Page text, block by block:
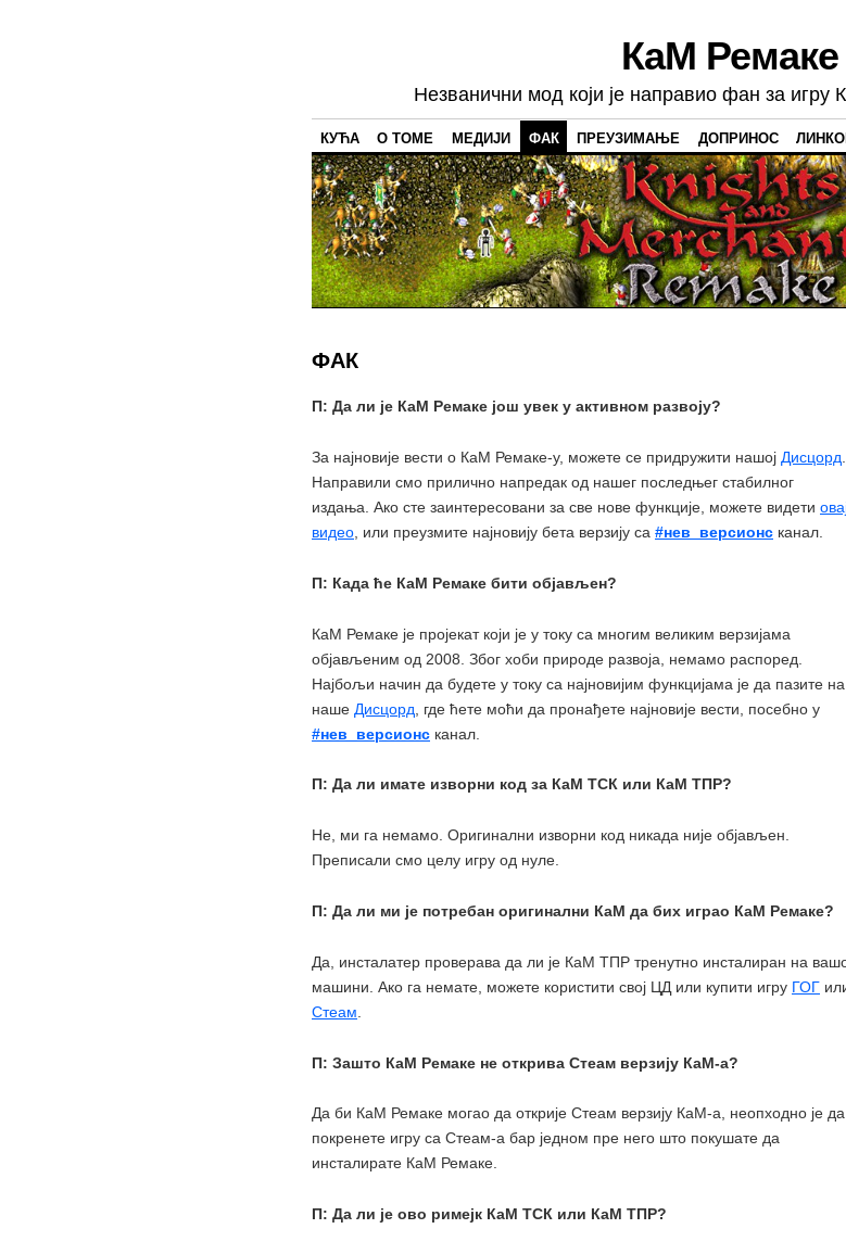
КаМ Ремаке
Незванични мод који је направио фан за игру
КУЋА О ТОМЕ МЕДИЈИ ФАК ПРЕУЗИМАЊЕ ДОПРИНОС
ФАК
П: Да ли је КаМ Ремаке још увек у активном развоју?
За најновије вести о КаМ Ремаке-у, можете се придружити нашој Дисцорд
Направили смо прилично напредак од нашег последњег стабилног
издања. Ако сте заинтересовани за све нове функције, можете видети
видео , или преузмите најновију бета верзију са #нев_версионс канал.
П: Када ће КаМ Ремаке бити објављен?
КаМ Ремаке је пројекат који је у току са многим великим верзијама
објављеним од 2008. Због хоби природе развоја, немамо распоред.
Најбољи начин да будете у току са најновијим функцијама је да пазите на
наше Дисцорд , где ћете моћи да пронађете најновије вести, посебно у
#нев_версионс канал.
П: Да ли имате изворни код за КаМ ТСК или КаМ ТПР?
Не, ми га немамо. Оригинални изворни код никада није објављен.
Преписали смо целу игру од нуле.
П: Да ли ми је потребан оригинални КаМ да бих играо КаМ Ремаке?
Да, инсталатер проверава да ли је КаМ ТПР тренутно инсталиран на
машини. Ако га немате, можете користити свој ЦД или купити игру ГОГ
Стеам
П: Зашто КаМ Ремаке не открива Стеам верзију КаМ-а?
Да би КаМ Ремаке могао да открије Стеам верзију КаМ-а, неопходно је да
покренете игру са Стеам-а бар једном пре него што покушате да
инсталирате КаМ Ремаке.
П: Да ли је ово римејк КаМ ТСК или КаМ ТПР?